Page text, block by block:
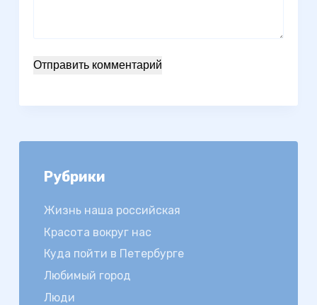
Отправить комментарий
Рубрики
Жизнь наша российская
Красота вокруг нас
Куда пойти в Петербурге
Любимый город
Люди